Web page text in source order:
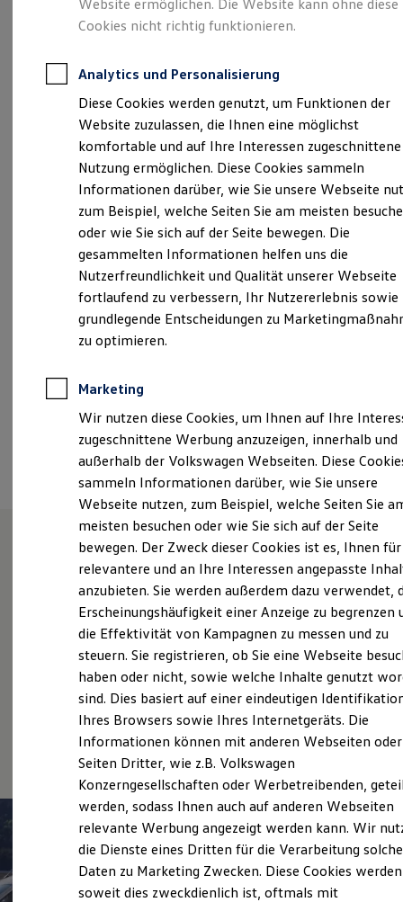
Kauf & Finanzierung
Online-Fahrzeugbewertung
Für Privatkunden
Für Gewerbekunden
Profi Paket
TopDeal
Gebrauchtwagen
ProfiPartner für Gebrauchtwagen
Zertifizierte Gebrauchtwagen
Finanzierung
Für Privatkunden
Für Gewerbekunden
Leasing
Für Privatkunden
Für Gewerbekunden
Versicherungen & Garantien
Garantien
Kfz-Versicherung für Nutzfahrzeuge
Restschuldversicherung
Wartungsverträge
Reparatur & Service
Sommer-Special
Reparatur, Pflege & Inspektion
Servicetermin anfragen
Service-Vorteile bei Volkswagen Nutzfahrzeuge
ServicePlus
Economy Service
Räder & Reifen Service
Ersatzfahrzeuge
Notdienst und Pannenhilfe
Software, Konnektivität & Apps
California App
VW Connect für Ihren Transporter/Caravelle
VW Connect für Ihren Amarok
VW Connect für andere Modelle
Fleet Interface Data
Multistop Pathfinder
Übersicht Software Updates
Digitales Bordbuch
Fahrerassistenz- und Sicherheitssysteme
Kontrollleuchten
Kurzfahrprofile und Ölverdünnung
Batterieverordnung
XTL-Dieselkraftstoff
Ersatzteile und Betriebsflüssigkeiten
Original Zubehör und Lifestyle Produkte
myVolkswagen
myVolkswagen Business
Elektrisch & Autonom
Verantwortlich für die Inhalte auf dieser Seite ist die Autohaus
Wallner KG (Impressum & Rechtliches)
Auenstraße 15, 85283 Wolnzach
+49 8442 92490
Montag-Freitag 07:30-17:30 Uhr
Samstag
08:00 -12:00 Uhr
Termin vereinbaren
Unsere Leistungenim
Überblick
Service
ServicePlus
Volkswagen Economy
Service
Website ermöglichen. Die Website kann ohne diese
Cookies nicht richtig funktionieren.
Analytics und Personalisierung
Diese Cookies werden genutzt, um Funktionen der
Website zuzulassen, die Ihnen eine möglichst
komfortable und auf Ihre Interessen zugeschnittene
Nutzung ermöglichen. Diese Cookies sammeln
Informationen darüber, wie Sie unsere Webseite
zum Beispiel, welche Seiten Sie am meisten
oder wie Sie sich auf der Seite bewegen. Die
gesammelten Informationen helfen uns die
Nutzerfreundlichkeit und Qualität unserer Webseite
fortlaufend zu verbessern, Ihr Nutzererlebnis sowie
grundlegende Entscheidungen zu
zu optimieren.
Marketing
Wir nutzen diese Cookies, um Ihnen auf Ihre
zugeschnittene Werbung anzuzeigen, innerhalb und
außerhalb der Volkswagen Webseiten. Diese
sammeln Informationen darüber, wie Sie unsere
Webseite nutzen, zum Beispiel, welche Seiten Sie
meisten besuchen oder wie Sie sich auf der Seite
bewegen. Der Zweck dieser Cookies ist es, Ihnen für
relevantere und an Ihre Interessen angepasste
anzubieten. Sie werden außerdem dazu verwendet,
Erscheinungshäufigkeit einer Anzeige zu begrenzen
die Effektivität von Kampagnen zu messen und zu
steuern. Sie registrieren, ob Sie eine Webseite
haben oder nicht, sowie welche Inhalte genutzt
sind. Dies basiert auf einer eindeutigen
Ihres Browsers sowie Ihres Internetgeräts. Die
Informationen können mit anderen Webseiten oder
Seiten Dritter, wie z.B. Volkswagen
Konzerngesellschaften oder Werbetreibenden,
werden, sodass Ihnen auch auf anderen Webseiten
relevante Werbung angezeigt werden kann. Wir
die Dienste eines Dritten für die Verarbeitung
Daten zu Marketing Zwecken. Diese Cookies
soweit dies zweckdienlich ist, oftmals mit